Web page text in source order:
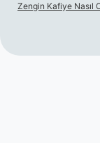
Zengin Kafiye Nasıl